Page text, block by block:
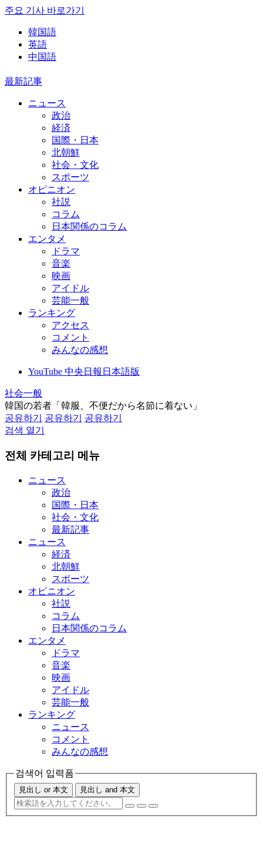
주요 기사 바로가기
韓国語
英語
中国語
最新記事
ニュース
政治
経済
国際・日本
北朝鮮
社会・文化
スポーツ
オピニオン
社説
コラム
日本関係のコラム
エンタメ
ドラマ
音楽
映画
アイドル
芸能一般
ランキング
アクセス
コメント
みんなの感想
YouTube 中央日報日本語版
社会一般
韓国の若者「韓服、不便だから名節に着ない」
공유하기
공유하기
공유하기
검색 열기
전체 카테고리 메뉴
ニュース
政治
国際・日本
社会・文化
最新記事
ニュース
経済
北朝鮮
スポーツ
オピニオン
社説
コラム
日本関係のコラム
エンタメ
ドラマ
音楽
映画
アイドル
芸能一般
ランキング
ニュース
コメント
みんなの感想
검색어 입력폼
見出し or 本文 見出し and 本文